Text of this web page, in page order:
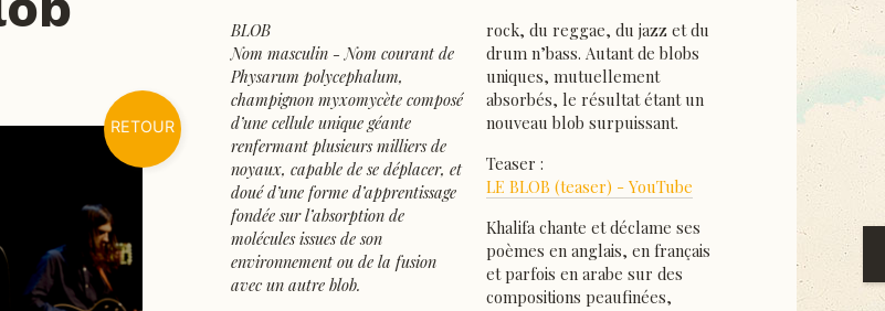
RETOUR
BLOB
Nom masculin - Nom courant de
Physarum polycephalum,
champignon myxomycète composé
d’une cellule unique géante
renfermant plusieurs milliers de
noyaux, capable de se déplacer, et
doué d’une forme d’apprentissage
fondée sur l’absorption de
molécules issues de son
environnement ou de la fusion
avec un autre blob.
rock, du reggae, du jazz et du
drum n’bass. Autant de blobs
uniques, mutuellement
absorbés, le résultat étant un
nouveau blob surpuissant.
Teaser :
LE BLOB (teaser) - YouTube
Khalifa chante et déclame ses
poèmes en anglais, en français
et parfois en arabe sur des
compositions peaufinées,